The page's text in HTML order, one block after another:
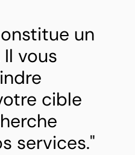
un
vous
cible
services."